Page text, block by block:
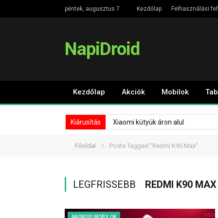
péntek, augusztus 7 Kezdőlap Felhasználási
NapiDroid
Kezdőlap Akciók Mobilok
Kiárusítás Xiaomi kütyük áron alul
Főoldal » Posts Tagged "Redmi K90 Max"
LEGFRISSEBB REDMI K90 MAX
ANDROID MOBILOK